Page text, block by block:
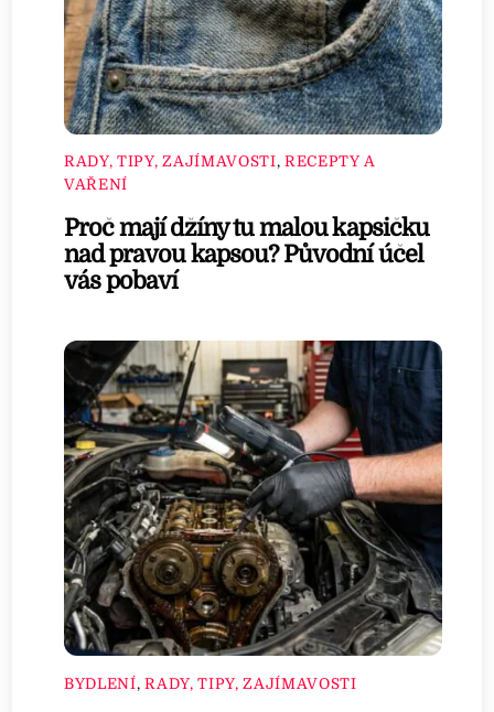
RADY, TIPY, ZAJÍMAVOSTI, RECEPTY A
VAŘENÍ
Proč mají džíny tu malou kapsičku
nad pravou kapsou? Původní účel
vás pobaví
BYDLENÍ,RADY, TIPY, ZAJÍMAVOSTI